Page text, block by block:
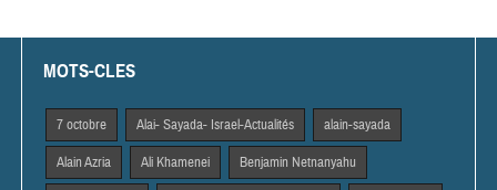
MOTS-CLES
7 octobre Alai- Sayada- Israel-Actualités alain-sayada
Alain Azria Ali Khamenei Benjamin Netnanyahu